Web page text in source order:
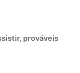
prováveis